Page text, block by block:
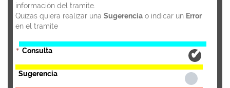
información del tramite.
Quizas quiera realizar una Sugerencia o indicar un Error
en el tramite
* Consulta
Sugerencia